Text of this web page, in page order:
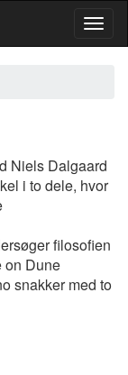
Niels Dalgaard
i to dele, hvor
filosofien
on Dune
snakker med to